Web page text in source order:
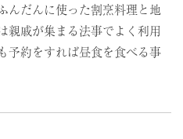
んだんに使った割烹料理と地
親戚が集まる法事でよく利用
予約をすれば昼食を食べる事